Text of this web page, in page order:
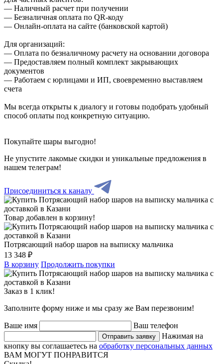
— Наличный расчет при получении
— Безналичная оплата по QR-коду
— Онлайн-оплата на сайте (банковской картой)
Для организаций:
— Оплата по безналичному расчету на основании договора
— Предоставляем полный комплект закрывающих
документов
— Работаем с юрлицами и ИП, своевременно выставляем
счета
Мы всегда открыты к диалогу и готовы подобрать удобный
способ оплаты под конкретную ситуацию.
Покупайте шары выгодно!
Не упустите лакомые скидки и уникальные предложения в
нашем телеграм!
Присоединиться к каналу
Товар добавлен в корзину!
Потрясающий набор шаров на выписку мальчика
13 348 ₽
В корзину Продолжить покупки
Заказ в 1 клик!
Заполните форму ниже и мы сразу же Вам перезвоним!
Ваше имя Ваш телефон
Отправить заявку
Нажимая на
кнопку вы соглашаетесь на обработку персональных данных
ВАМ МОГУТ ПОНРАВИТСЯ